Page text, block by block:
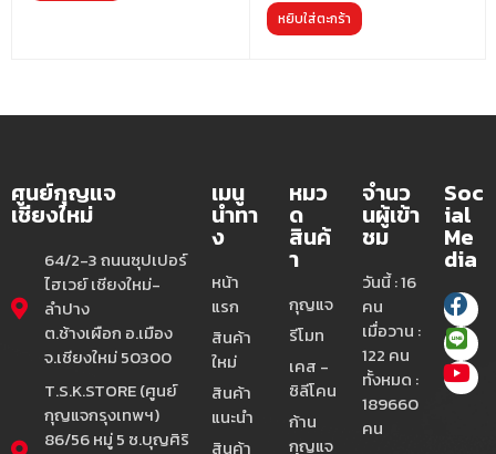
หยิบใส่ตะกร้า
ศูนย์กุญแจ
เชียงใหม่
64/2-3 ถนนซุปเปอร์
ไฮเวย์ เชียงใหม่-
ลำปาง
ต.ช้างเผือก อ.เมือง
จ.เชียงใหม่ 50300
T.S.K.STORE (ศูนย์
กุญแจกรุงเทพฯ)
86/56 หมู่ 5 ซ.บุญศิริ
เมนู
นำทา
ง
หน้า
แรก
สินค้า
ใหม่
สินค้า
แนะนำ
สินค้า
หมว
ด
สินค้
า
กุญแจ
รีโมท
เคส -
ซิลีโคน
ก้าน
กุญแจ
จำนว
นผู้เข้า
ชม
วันนี้ : 16
คน
เมื่อวาน :
122 คน
ทั้งหมด :
189660
คน
Soc
ial
Me
dia